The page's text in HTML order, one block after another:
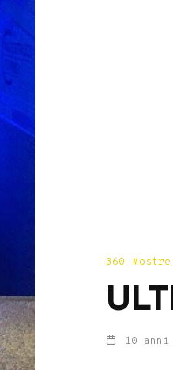
360
10